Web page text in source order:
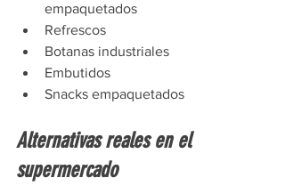
empaquetados
Refrescos
Botanas industriales
Embutidos
Snacks empaquetados
Alternativas reales en el
supermercado